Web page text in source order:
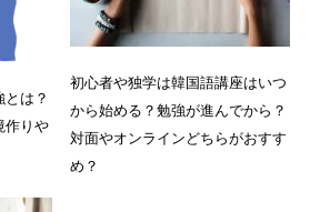
とは？
作りや
初心者や独学は韓国語講座はいつ
から始める？勉強が進んでから？
対面やオンラインどちらがおすす
め？